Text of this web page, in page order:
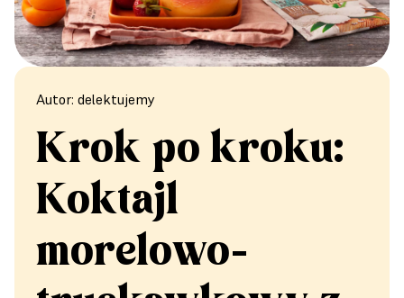
Autor: delektujemy
Krok po kroku:
Koktajl
morelowo-